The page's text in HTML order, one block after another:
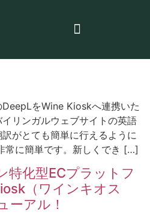
: お知らせ
連携で翻訳がとっても
をWine Kioskへ連携いた
リンガルウェブサイトの英語
がとても簡単に行えるように
常に簡単です。新しくでき […]
特化型ECプラットフ
（ワインキオス
ーアル！